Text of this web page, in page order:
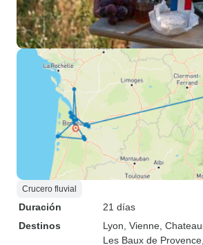
Crucero fluvial
Duración
21 días
Destinos
Lyon , Vienne ,
Les Baux de Provence